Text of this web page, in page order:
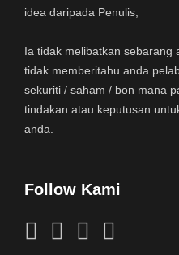
idea daripada Penulis,
Ia tidak melibatkan sebarang
tidak memberitahu anda
sekuriti / saham / bon mana
tindakan atau keputusan
anda.
Follow Kami